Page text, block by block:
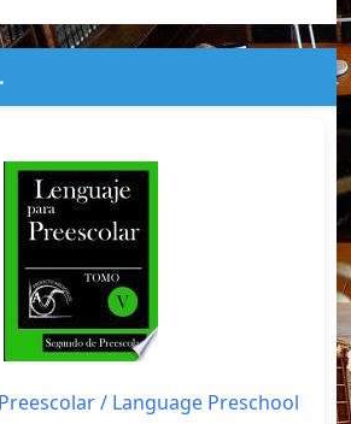
/ Language Preschool